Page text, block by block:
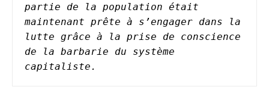
partie de la population était
maintenant prête à s’engager dans la
lutte grâce à la prise de conscience
de la barbarie du système
capitaliste.